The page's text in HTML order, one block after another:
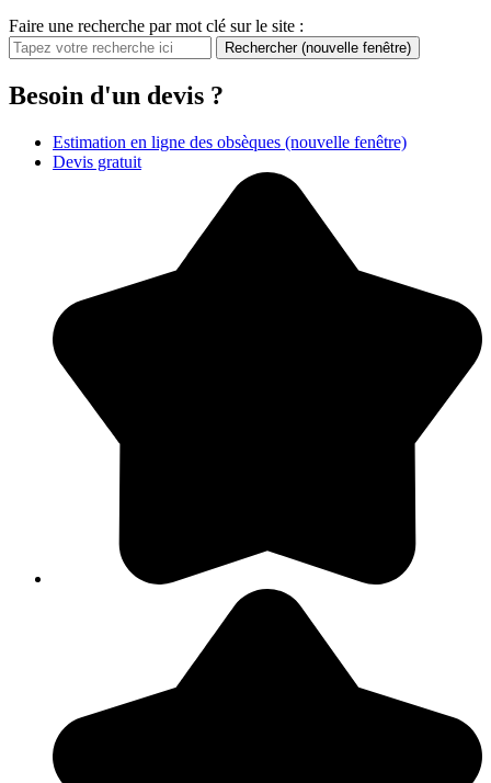
Faire une recherche par mot clé sur le site :
Rechercher (nouvelle fenêtre)
Besoin d'un devis ?
Estimation en ligne des obsèques (nouvelle fenêtre)
Devis gratuit